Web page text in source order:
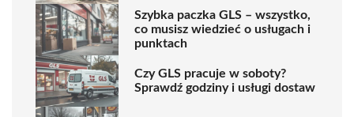
Szybka paczka GLS – wszystko,
co musisz wiedzieć o usługach i
punktach
Czy GLS pracuje w soboty?
Sprawdź godziny i usługi dostaw